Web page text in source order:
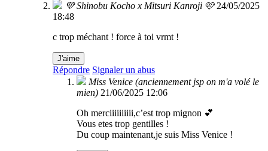
💜 Shinobu Kocho x Mitsuri Kanroji 🩷 24/05/2025
18:48
c trop méchant ! force à toi vrmt !
J'aime
Répondre Signaler un abus
Miss Venice (anciennement jsp on m'a volé le
mien) 21/06/2025 12:06
Oh merciiiiiiiiii,c’est trop mignon 💕
Vous etes trop gentilles !
Du coup maintenant,je suis Miss Venice !